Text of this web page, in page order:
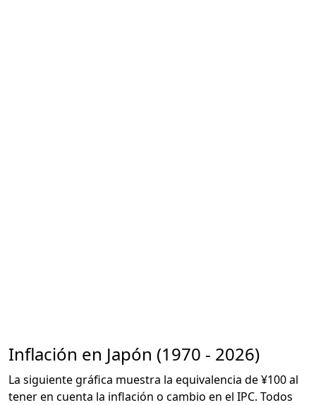
Inflación en Japón (1970 - 2026)
La siguiente gráfica muestra la equivalencia de ¥100 al
tener en cuenta la inflación o cambio en el IPC. Todos